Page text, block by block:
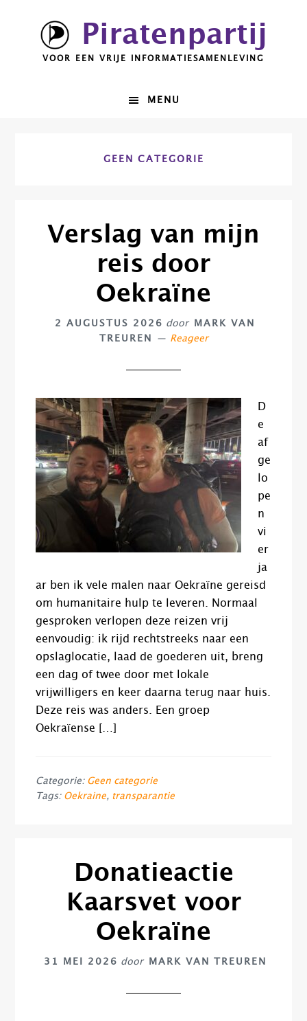
hoofdnavigatie
Piratenpartij
VOOR EEN VRIJE INFORMATIESAMENLEVING
MENU
GEEN CATEGORIE
Verslag van mijn
reis door
Oekraïne
2 AUGUSTUS 2026 door MARK VAN
TREUREN
Reageer
D
e
af
ge
lo
pe
n
vi
er
ja
ar ben ik vele malen naar Oekraïne gereisd
om humanitaire hulp te leveren. Normaal
gesproken verlopen deze reizen vrij
eenvoudig: ik rijd rechtstreeks naar een
opslaglocatie, laad de goederen uit, breng
een dag of twee door met lokale
vrijwilligers en keer daarna terug naar huis.
Deze reis was anders. Een groep
Oekraïense […]
Categorie: Geen categorie
Tags: Oekraine, transparantie
Donatieactie
Kaarsvet voor
Oekraïne
31 MEI 2026 door MARK VAN TREUREN